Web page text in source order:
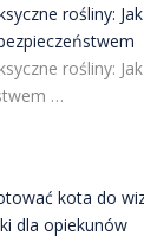
rośliny:
rośliny:
…
kota do
dla opiekunów